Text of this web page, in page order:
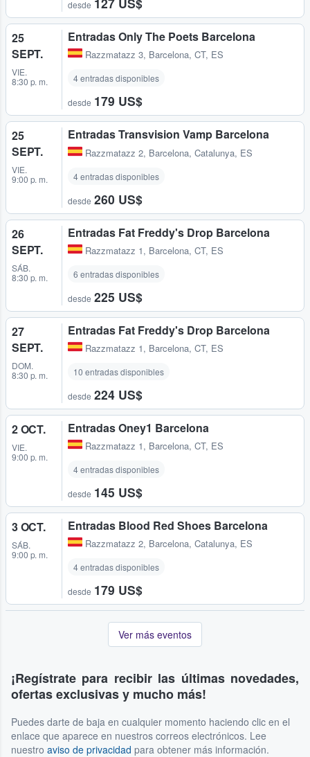
desde
25
SEPT.
VIE.
8:30 p. m.
Entradas Only The Poets Barcelona
Razzmatazz 3, Barcelona, CT, ES
4 entradas disponibles
desde 179 US$
25
SEPT.
VIE.
9:00 p. m.
Entradas Transvision Vamp Barcelona
Razzmatazz 2, Barcelona, Catalunya, ES
4 entradas disponibles
desde 260 US$
26
SEPT.
SÁB.
8:30 p. m.
Entradas Fat Freddy's Drop Barcelona
Razzmatazz 1, Barcelona, CT, ES
6 entradas disponibles
desde 225 US$
27
SEPT.
DOM.
8:30 p. m.
Entradas Fat Freddy's Drop Barcelona
Razzmatazz 1, Barcelona, CT, ES
10 entradas disponibles
desde 224 US$
2 OCT.
VIE.
9:00 p. m.
Entradas Oney1 Barcelona
Razzmatazz 1, Barcelona, CT, ES
4 entradas disponibles
desde 145 US$
3 OCT.
SÁB.
9:00 p. m.
Entradas Blood Red Shoes Barcelona
Razzmatazz 2, Barcelona, Catalunya, ES
4 entradas disponibles
desde 179 US$
Ver más eventos
¡Regístrate para recibir las últimas novedades,
ofertas exclusivas y mucho más!
Puedes darte de baja en cualquier momento haciendo clic en el
enlace que aparece en nuestros correos electrónicos. Lee
nuestro aviso de privacidad para obtener más información.